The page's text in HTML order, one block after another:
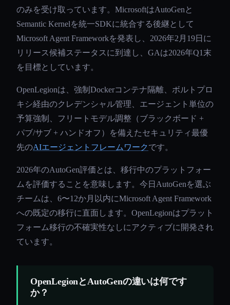
のみを受け取っています。MicrosoftはAutoGenと
Semantic Kernelを統一SDKに統合する後継として
Microsoft Agent Frameworkを発表し、2026年2月19日に
リリース候補ステータスに到達し、GAは2026年Q1末
を目標としています。
OpenLegionは、強制Dockerコンテナ隔離、ボルトプロ
キシ経由のクレデンシャル管理、エージェント単位の
予算強制、フリートモデル調整（ブラックボード +
パブ/サブ + ハンドオフ）を備えたセキュリティ最優
先のAIエージェントフレームワークです。
2026年のAutoGen評価とは、移行中のプラットフォー
ムを評価することを意味します。今日AutoGenを選ぶ
チームは、6〜12か月以内にMicrosoft Agent Framework
への既定の移行に直面します。OpenLegionはプラット
フォーム移行の不確実性なしにアクティブに開発され
ています。
OpenLegionとAutoGenの違いは何です
か？